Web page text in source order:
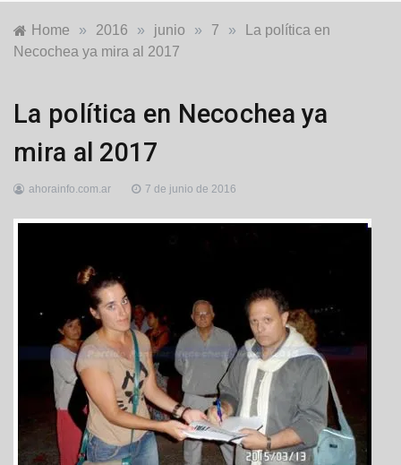
Home » 2016 » junio » 7 »
La política en
Necochea ya mira al 2017
Locales
Política
La política en Necochea ya
mira al 2017
ahorainfo.com.ar 7 de junio de 2016